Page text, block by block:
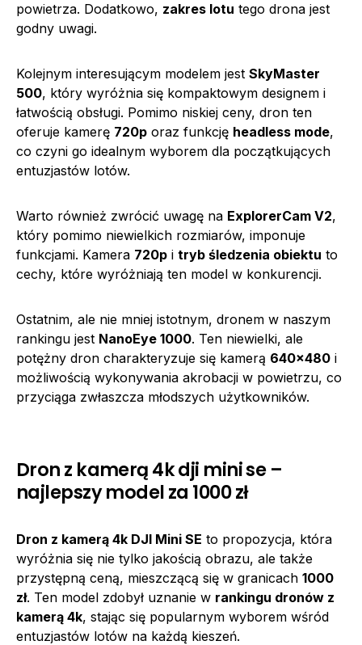
powietrza. Dodatkowo, zakres lotu tego drona jest
godny uwagi.
Kolejnym interesującym modelem jest SkyMaster
500, który wyróżnia się kompaktowym designem i
łatwością obsługi. Pomimo niskiej ceny, dron ten
oferuje kamerę 720p oraz funkcję headless mode,
co czyni go idealnym wyborem dla początkujących
entuzjastów lotów.
Warto również zwrócić uwagę na ExplorerCam V2,
który pomimo niewielkich rozmiarów, imponuje
funkcjami. Kamera 720p i tryb śledzenia obiektu to
cechy, które wyróżniają ten model w konkurencji.
Ostatnim, ale nie mniej istotnym, dronem w naszym
rankingu jest NanoEye 1000. Ten niewielki, ale
potężny dron charakteryzuje się kamerą 640×480 i
możliwością wykonywania akrobacji w powietrzu, co
przyciąga zwłaszcza młodszych użytkowników.
Dron z kamerą 4k dji mini se –
najlepszy model za 1000 zł
Dron z kamerą 4k DJI Mini SE to propozycja, która
wyróżnia się nie tylko jakością obrazu, ale także
przystępną ceną, mieszczącą się w granicach 1000
zł. Ten model zdobył uznanie w rankingu dronów z
kamerą 4k, stając się popularnym wyborem wśród
entuzjastów lotów na każdą kieszeń.